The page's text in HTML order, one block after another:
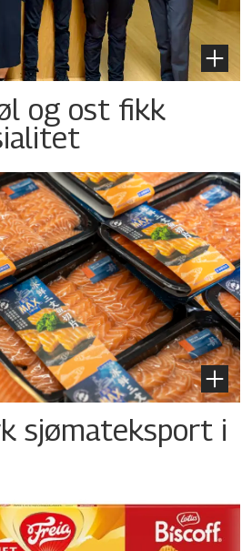
og ost fikk
sjømateksport i